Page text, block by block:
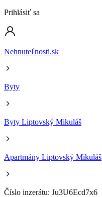
Prihlásiť sa
Nehnuteľnosti.sk
Byty
Byty Liptovský Mikuláš
Apartmány Liptovský Mikuláš
Číslo inzerátu: Ju3U6Ecd7x6